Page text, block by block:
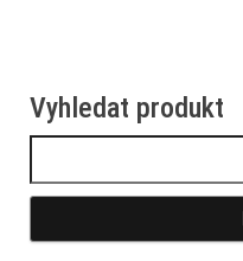
Vyhledat produkt